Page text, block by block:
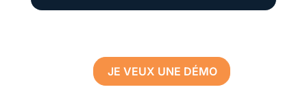
JE VEUX UNE DÉMO